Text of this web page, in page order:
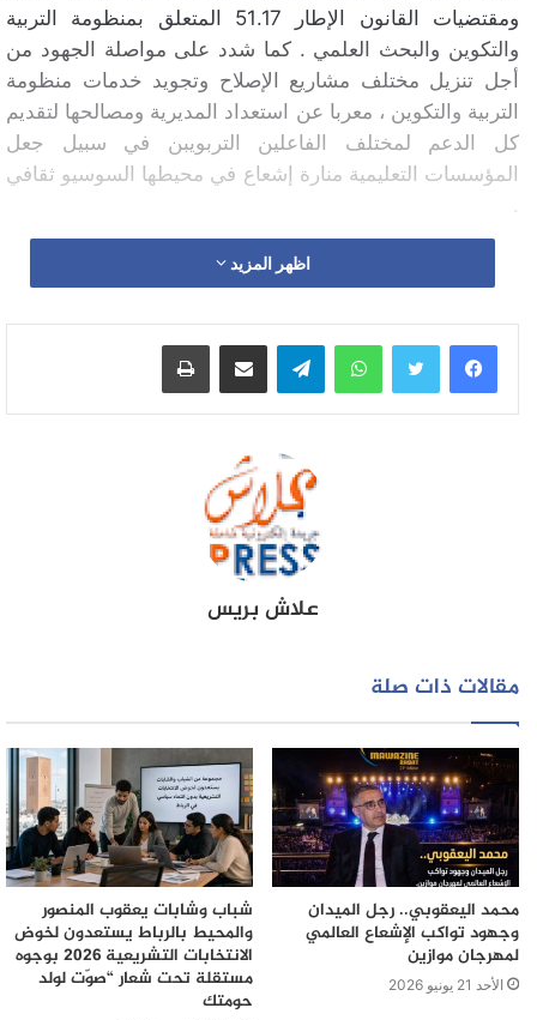
ومقتضيات القانون الإطار 51.17 المتعلق بمنظومة التربية
والتكوين والبحث العلمي . كما شدد على مواصلة الجهود من
أجل تنزيل مختلف مشاريع الإصلاح وتجويد خدمات منظومة
التربية والتكوين ، معربا عن استعداد المديرية ومصالحها لتقديم
كل الدعم لمختلف الفاعلين التربويبن في سبيل جعل
المؤسسات التعليمية منارة إشعاع في محيطها السوسيو ثقافي
.
اظهر المزيد
واتساب تيلقرام مشاركة عبر البريد طباعة
علاش بريس
مقالات ذات صلة
محمد اليعقوبي.. رجل الميدان
وجهود تواكب الإشعاع العالمي
لمهرجان موازين
الأحد 21 يونيو 2026
شباب وشابات يعقوب المنصور
والمحيط بالرباط يستعدون لخوض
الانتخابات التشريعية 2026 بوجوه
مستقلة تحت شعار “صوّت لولد
حومتك